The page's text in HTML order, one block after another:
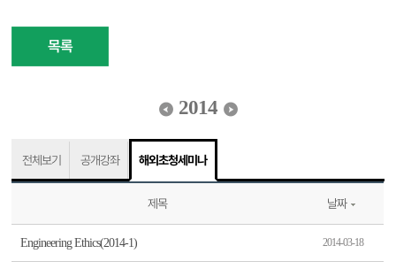
목록
2014
전체보기 공개강좌 해외초청세미나
제목 날짜
Engineering Ethics(2014-1) 2014-03-18